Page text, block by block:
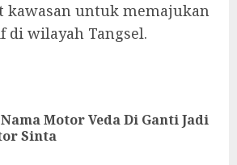
kawasan untuk memajukan
wilayah Tangsel.
Motor Veda Di Ganti Jadi
Sinta